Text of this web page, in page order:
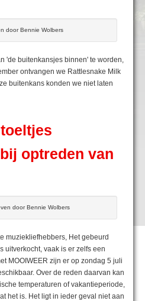
door Bennie Wolbers
'de buitenkansjes binnen' te worden,
ontvangen we Rattlesnake Milk
buitenkans konden we niet laten
optreden van
door Bennie Wolbers
muziekliefhebbers, Het gebeurd
uitverkocht, vaak is er zelfs een
MOOIWEER zijn er op zondag 5 juli
Over de reden daarvan kan
temperaturen of vakantieperiode,
het is. Het ligt in ieder geval niet aan